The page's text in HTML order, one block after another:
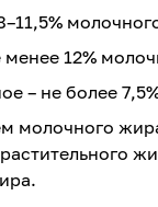
12%
– не более
молочного